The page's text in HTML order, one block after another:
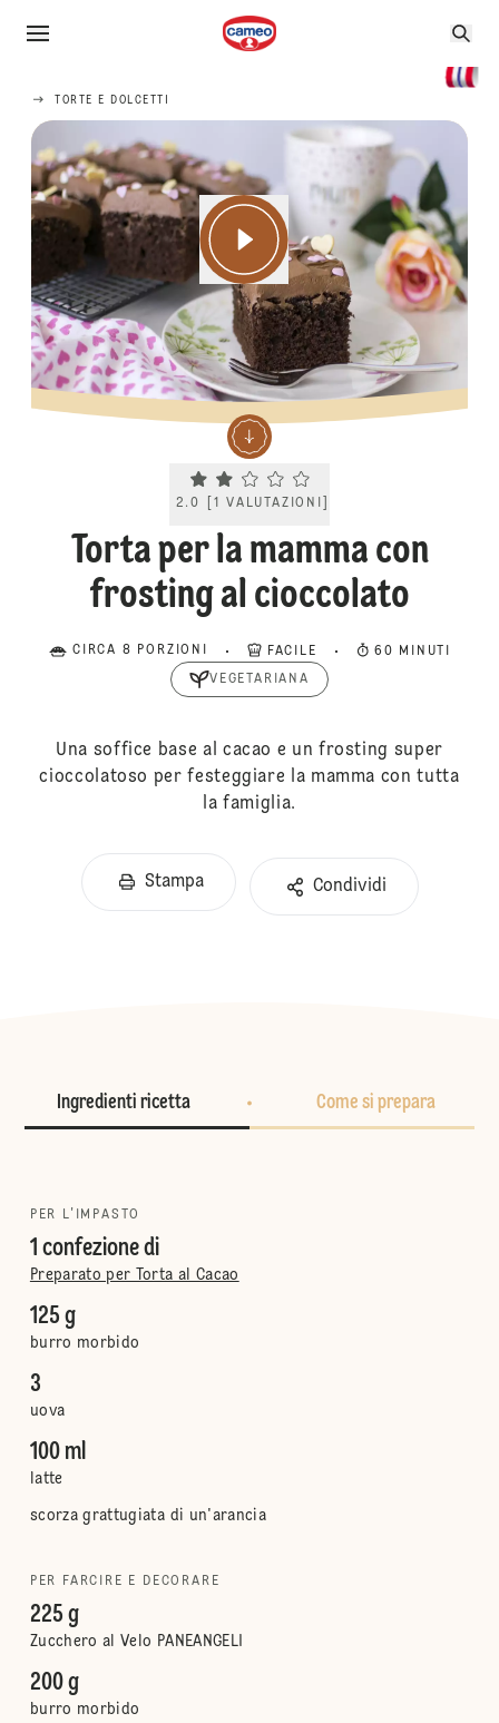
TORTE E DOLCETTI
Current rating 2.0. Click to rate.
2.0 1 VALUTAZIONI
Torta per la mamma con
frosting al cioccolato
CIRCA 8 PORZIONI FACILE 60 MINUTI
VEGETARIANA
Una soffice base al cacao e un frosting super
cioccolatoso per festeggiare la mamma con tutta
la famiglia.
Stampa Condividi
Ingredienti ricetta Come si prepara
PER L'IMPASTO
1 confezione di
Preparato per Torta al Cacao
125 g
burro morbido
3
uova
100 ml
latte
scorza grattugiata di un'arancia
PER FARCIRE E DECORARE
225 g
Zucchero al Velo PANEANGELI
200 g
burro morbido